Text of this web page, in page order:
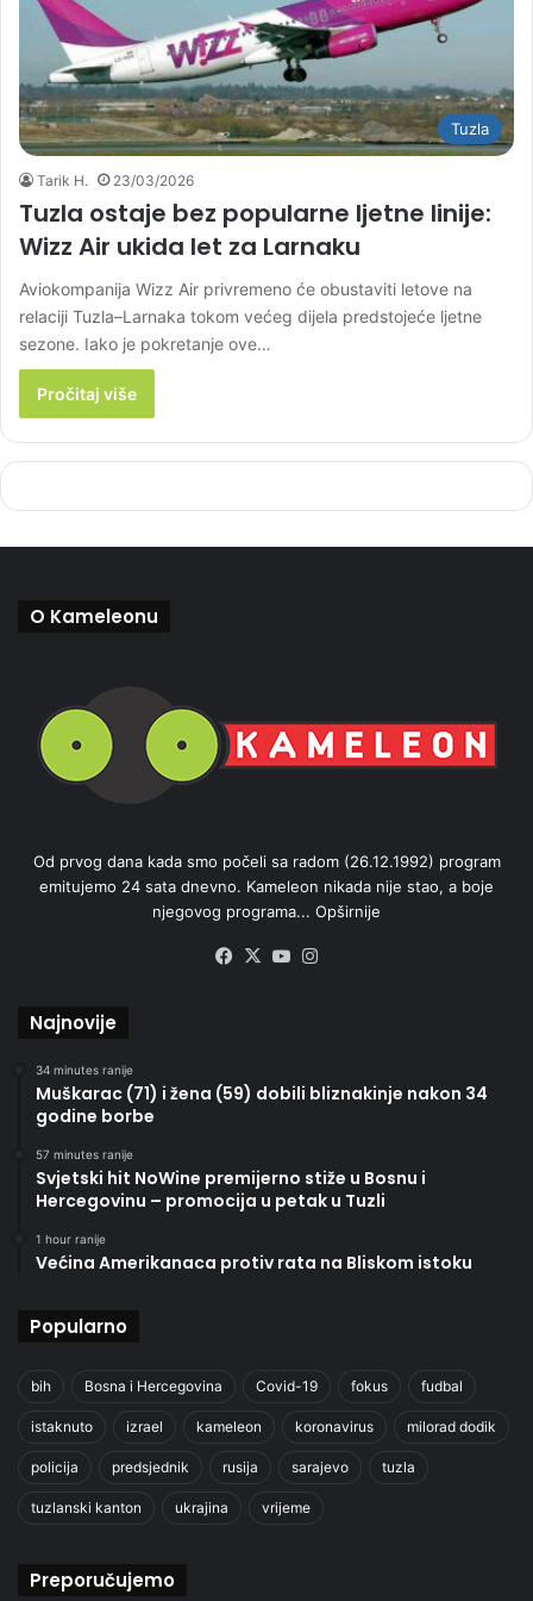
Tuzla
Tarik H. 23/03/2026
Tuzla ostaje bez popularne ljetne linije:
Wizz Air ukida let za Larnaku
Aviokompanija Wizz Air privremeno će obustaviti letove na
relaciji Tuzla–Larnaka tokom većeg dijela predstojeće ljetne
sezone. Iako je pokretanje ove…
Pročitaj više
O Kameleonu
Od prvog dana kada smo počeli sa radom (26.12.1992) program
emitujemo 24 sata dnevno. Kameleon nikada nije stao, a boje
njegovog programa... Opširnije
Facebook
X YouTube
Najnovije
34 minutes ranije
Muškarac (71) i žena (59) dobili bliznakinje nakon 34
godine borbe
57 minutes ranije
Svjetski hit NoWine premijerno stiže u Bosnu i
Hercegovinu – promocija u petak u Tuzli
1 hour ranije
Većina Amerikanaca protiv rata na Bliskom istoku
Popularno
bih Bosna i Hercegovina Covid-19 fokus fudbal
istaknuto izrael kameleon koronavirus milorad dodik
policija predsjednik rusija sarajevo tuzla
tuzlanski kanton ukrajina vrijeme
Preporučujemo